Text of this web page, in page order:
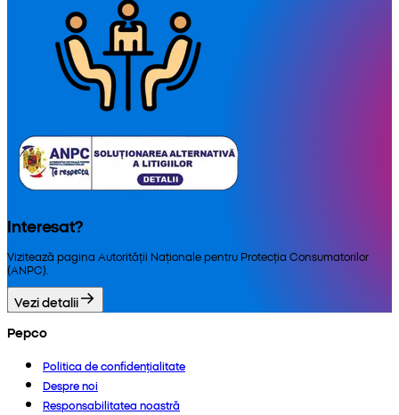
Interesat?
Vizitează pagina Autorității Naționale pentru Protecția Consumatorilor
(ANPC).
Vezi detalii
Pepco
Politica de confidențialitate
Despre noi
Responsabilitatea noastră